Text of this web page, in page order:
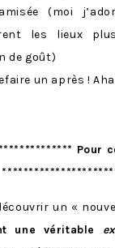
(moi
les lieux
de goût)
un après !
Pour
un «
une véritable